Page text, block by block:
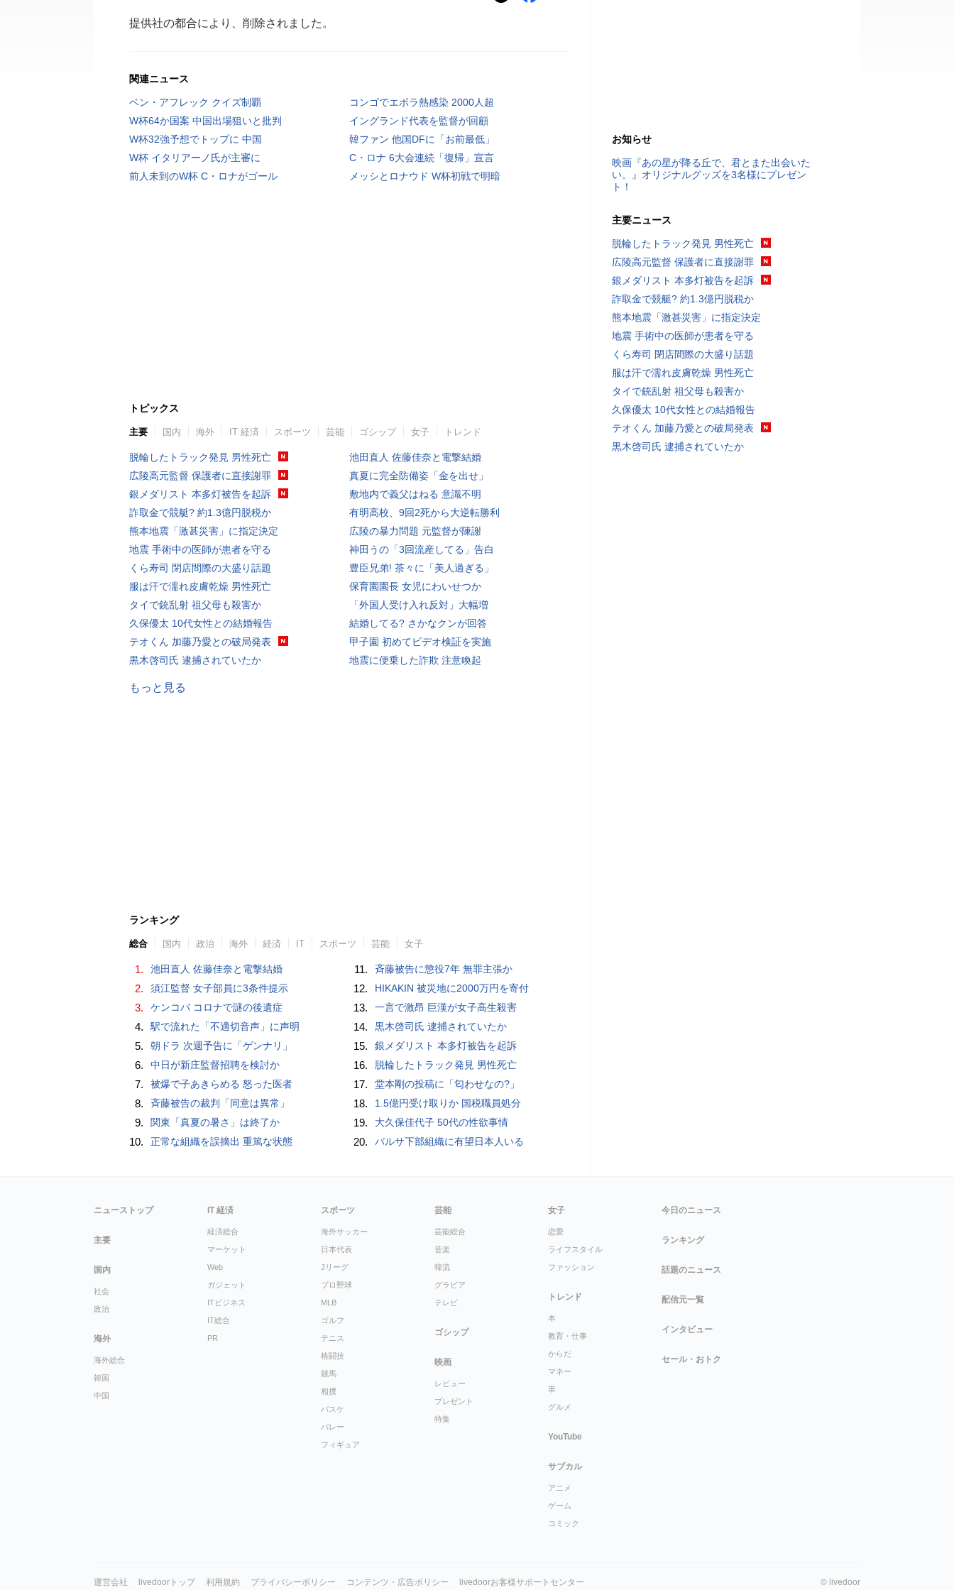
提供社の都合により、削除されました。
関連ニュース
ベン・アフレック クイズ制覇
コンゴでエボラ熱感染 2000人超
W杯64か国案 中国出場狙いと批判
イングランド代表を監督が回顧
W杯32強予想でトップに 中国
韓ファン 他国DFに「お前最低」
W杯 イタリアーノ氏が主審に
C・ロナ 6大会連続「復帰」宣言
前人未到のW杯 C・ロナがゴール
メッシとロナウド W杯初戦で明暗
トピックス
主要 国内 海外 IT 経済 スポーツ 芸能 ゴシップ 女子 トレンド
脱輪したトラック発見 男性死亡
広陵高元監督 保護者に直接謝罪
銀メダリスト 本多灯被告を起訴
詐取金で競艇? 約1.3億円脱税か
熊本地震「激甚災害」に指定決定
地震 手術中の医師が患者を守る
くら寿司 閉店間際の大盛り話題
服は汗で濡れ皮膚乾燥 男性死亡
タイで銃乱射 祖父母も殺害か
久保優太 10代女性との結婚報告
テオくん 加藤乃愛との破局発表
黒木啓司氏 逮捕されていたか
池田直人 佐藤佳奈と電撃結婚
真夏に完全防備姿「金を出せ」
敷地内で義父はねる 意識不明
有明高校、9回2死から大逆転勝利
広陵の暴力問題 元監督が陳謝
神田うの「3回流産してる」告白
豊臣兄弟! 茶々に「美人過ぎる」
保育園園長 女児にわいせつか
「外国人受け入れ反対」大幅増
結婚してる? さかなクンが回答
甲子園 初めてビデオ検証を実施
地震に便乗した詐欺 注意喚起
もっと見る
ランキング
総合 国内 政治 海外 経済 IT スポーツ 芸能 女子
1. 池田直人 佐藤佳奈と電撃結婚
2. 須江監督 女子部員に3条件提示
3. ケンコバ コロナで謎の後遺症
4. 駅で流れた「不適切音声」に声明
5. 朝ドラ 次週予告に「ゲンナリ」
6. 中日が新庄監督招聘を検討か
7. 被爆で子あきらめる 怒った医者
8. 斉藤被告の裁判「同意は異常」
9. 関東「真夏の暑さ」は終了か
10. 正常な組織を誤摘出 重篤な状態
11. 斉藤被告に懲役7年 無罪主張か
12. HIKAKIN 被災地に2000万円を寄付
13. 一言で激昂 巨漢が女子高生殺害
14. 黒木啓司氏 逮捕されていたか
15. 銀メダリスト 本多灯被告を起訴
16. 脱輪したトラック発見 男性死亡
17. 堂本剛の投稿に「匂わせなの?」
18. 1.5億円受け取りか 国税職員処分
19. 大久保佳代子 50代の性欲事情
20. バルサ下部組織に有望日本人いる
お知らせ
映画『あの星が降る丘で、君とまた出会いた
い。』オリジナルグッズを3名様にプレゼン
ト！
主要ニュース
脱輪したトラック発見 男性死亡
広陵高元監督 保護者に直接謝罪
銀メダリスト 本多灯被告を起訴
詐取金で競艇? 約1.3億円脱税か
熊本地震「激甚災害」に指定決定
地震 手術中の医師が患者を守る
くら寿司 閉店間際の大盛り話題
服は汗で濡れ皮膚乾燥 男性死亡
タイで銃乱射 祖父母も殺害か
久保優太 10代女性との結婚報告
テオくん 加藤乃愛との破局発表
黒木啓司氏 逮捕されていたか
ニューストップ
主要
国内
社会
政治
海外
海外総合
韓国
中国
IT 経済
経済総合
マーケット
Web
ガジェット
ITビジネス
IT総合
PR
スポーツ
海外サッカー
日本代表
Jリーグ
プロ野球
MLB
ゴルフ
テニス
格闘技
競馬
相撲
バスケ
バレー
フィギュア
芸能
芸能総合
音楽
韓流
グラビア
テレビ
ゴシップ
映画
レビュー
プレゼント
特集
女子
恋愛
ライフスタイル
ファッション
トレンド
本
教育・仕事
からだ
マネー
車
グルメ
YouTube
サブカル
アニメ
ゲーム
コミック
今日のニュース
ランキング
話題のニュース
配信元一覧
インタビュー
セール・おトク
運営会社 livedoorトップ 利用規約 プライバシーポリシー コンテンツ・広告ポリシー livedoorお客様サポートセンター © livedoor